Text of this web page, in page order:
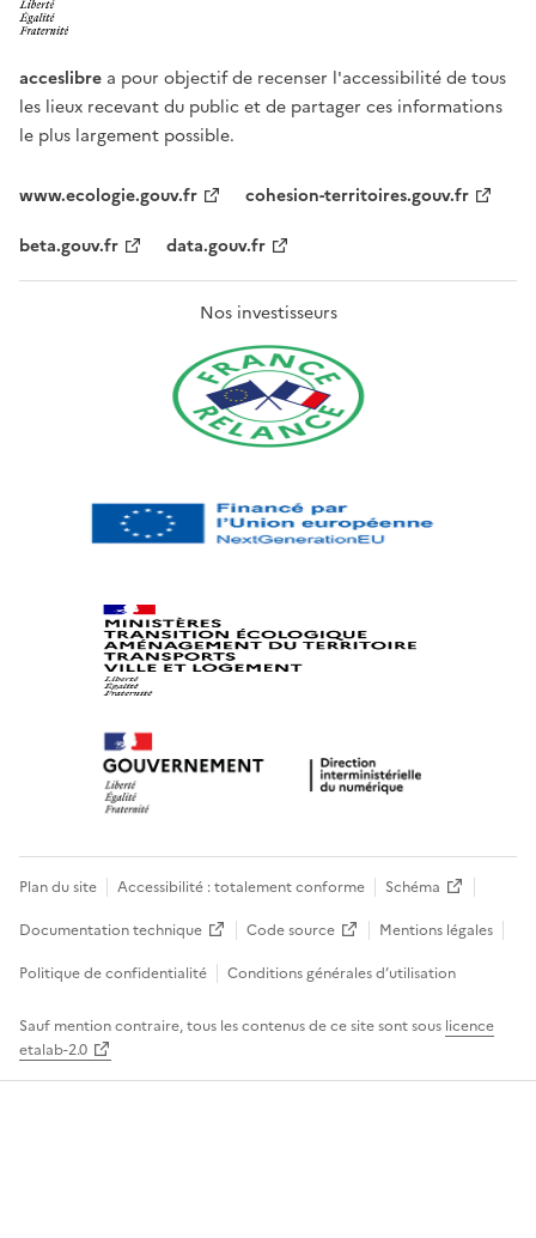
acceslibre a pour objectif de recenser l'accessibilité de tous
les lieux recevant du public et de partager ces informations
le plus largement possible.
www.ecologie.gouv.fr
cohesion-territoires.gouv.fr
beta.gouv.fr
data.gouv.fr
Nos investisseurs
Plan du site Accessibilité : totalement conforme
Schéma
Documentation technique
Code source
Mentions légales
Politique de confidentialité
Conditions générales d’utilisation
Sauf mention contraire, tous les contenus de ce site sont sous licence
etalab-2.0